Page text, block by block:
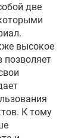
две
высокое
позволяет
К тому